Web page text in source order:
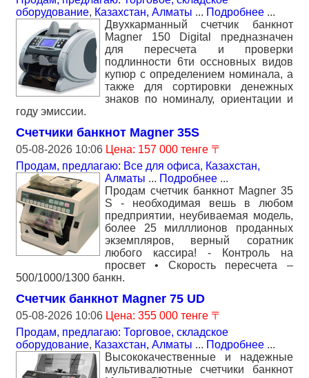
оборудование, Казахстан, Алматы ... Подробнее ...
Двухкарманный счетчик банкнот
Magner 150 Digital предназначен
для пересчета и проверки
подлинности 6ти оссновных видов
купюр с определением номинала, а
также для сортировки денежных
знаков по номиналу, ориентации и
году эмиссии.
Счетчики банкнот Magner 35S
05-08-2026 10:06 Цена: 157 000 тенге 〒
Продам, предлагаю: Все для офиса, Казахстан,
Алматы ... Подробнее ...
Продам счетчик банкнот Magner 35
S - необходимая вешь в любом
предприятии, неубиваемая модель,
более 25 милллионов проданных
экземпляров, верный соратник
любого кассира! - Контроль на
просвет • Скорость пересчета –
500/1000/1300 банкн.
Счетчик банкнот Magner 75 UD
05-08-2026 10:06 Цена: 355 000 тенге 〒
Продам, предлагаю: Торговое, складское
оборудование, Казахстан, Алматы ... Подробнее ...
Высококачественные и надежные
мультивалютные счетчики банкнот